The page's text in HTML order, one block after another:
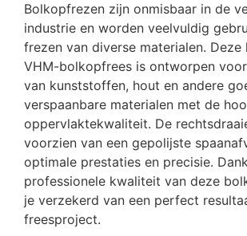
Bolkopfrezen zijn onmisbaar in de
industrie en worden veelvuldig
frezen van diverse materialen.
VHM-bolkopfrees is ontworpen
van kunststoffen, hout en andere
verspaanbare materialen met de
oppervlaktekwaliteit. De
voorzien van een gepolijste
optimale prestaties en precisie.
professionele kwaliteit van deze
je verzekerd van een perfect
freesproject.